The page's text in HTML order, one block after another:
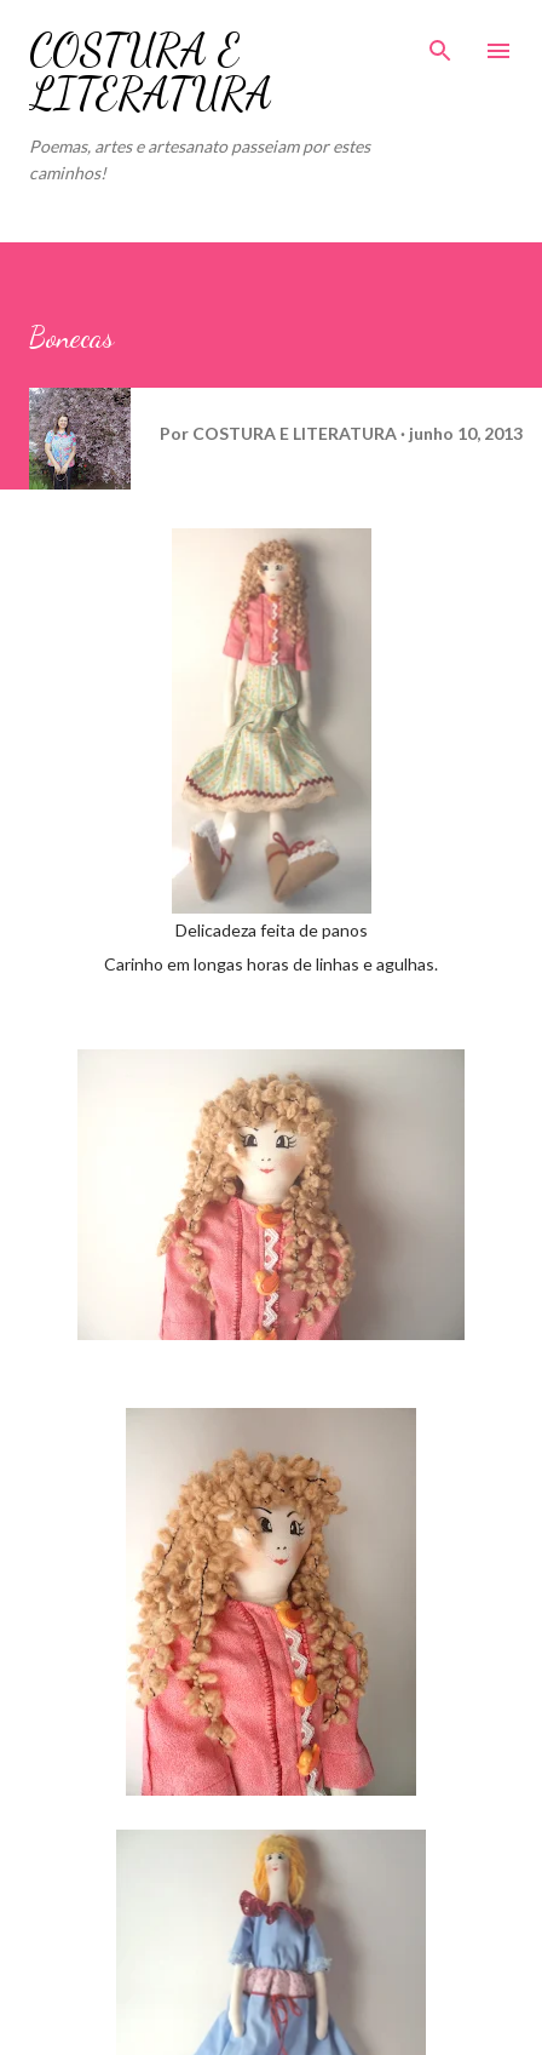
Pular para o conteúdo principal
COSTURA E
LITERATURA
Poemas, artes e artesanato passeiam por estes
caminhos!
Bonecas
Por COSTURA E LITERATURA junho 10, 2013
Delicadeza feita de panos
Carinho em longas horas de linhas e agulhas.